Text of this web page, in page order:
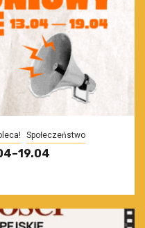
Społeczeństwo